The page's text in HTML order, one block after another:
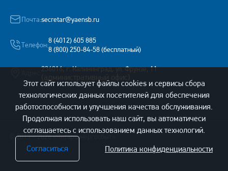
Почта:secretar@yaensb.ru
Телефон:
8 (4012) 605 885
8 (800) 250-84-58 (бесплатный)
236016, г. Калининград, ул. Фрунзе, 11
(административный офис)
© 2013 – 2026 «Янтарьэнергосбыт»
Этот сайт использует файлы cookies и сервисы сбора
технологических данных посетителей для обеспечения
работоспособности и улучшения качества обслуживания.
Продолжая использовать наш сайт, вы автоматичеси
соглашаетесь с использованием данных технологий.
Согласиться
Политика конфиденциальности